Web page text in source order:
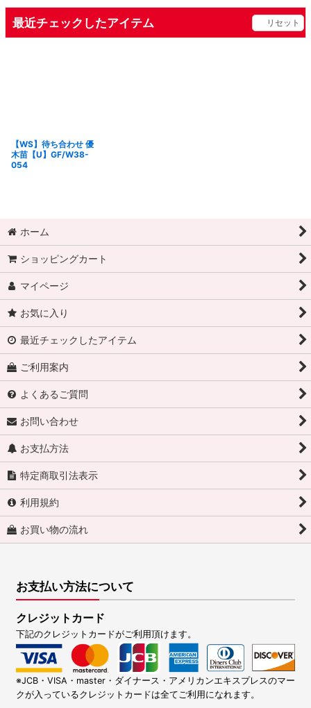
最近チェックしたアイテム リセット
【WS】待ち合わせ 優
木苗【U】GF/W38-
054
ホーム
ショッピングカート
マイページ
お気に入り
最近チェックしたアイテム
ご利用案内
よくあるご質問
お問い合わせ
お支払方法
特定商取引法表示
利用規約
お買い物の流れ
お支払い方法について
クレジットカード
下記のクレジットカードがご利用頂けます。
※JCB・VISA・master・ダイナース・アメリカンエキスプレスのマー
クが入っているクレジットカードは全てご利用になれます。